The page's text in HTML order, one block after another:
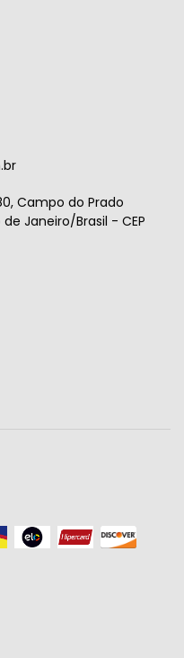
Campo do Prado
Janeiro/Brasil - CEP